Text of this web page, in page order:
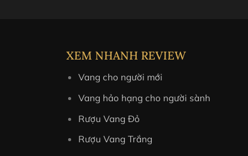
XEM NHANH REVIEW
Vang cho người mới
Vang hảo hạng cho người sành
Rượu Vang Đỏ
Rượu Vang Trắng